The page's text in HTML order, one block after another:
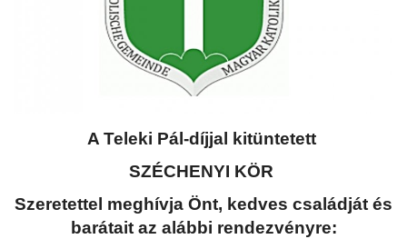
Művészet
A Teleki Pál-díjjal kitüntetett
SZÉCHENYI KÖR
Szeretettel meghívja Önt, kedves családját és
barátait az alábbi rendezvényre: